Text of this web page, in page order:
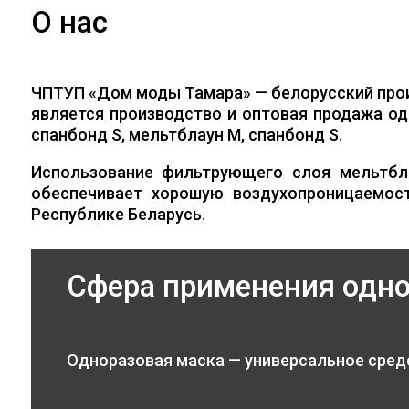
О нас
ЧПТУП «Дом моды Тамара» — белорусский
является производство и оптовая продажа
спанбонд S, мельтблаун M, спанбонд S.
Использование фильтрующего слоя
обеспечивает хорошую
Республике Беларусь.
Сфера применения
Одноразовая маска — универсальное